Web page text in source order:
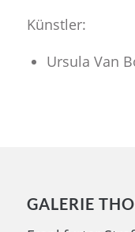
Künstler:
Ursula Van
GALERIE